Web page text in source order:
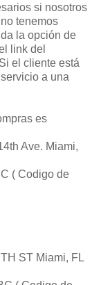
si nosotros
tenemos
la opción de
link del
el cliente está
a una
es
Ave. Miami,
( Codigo de
ST Miami, FL